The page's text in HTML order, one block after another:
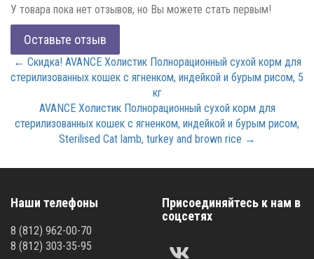
У товара пока нет отзывов, но Вы можете стать первым!
Оставьте отзыв
← Скидка! AVANCE Холистик Полнорационный сухой корм для
стерилизованных кошек с ягненком, индейкой и бурым рисом, 5
кг
AVANCE Холистик Полнорационный сухой корм для
стерилизованных кошек с ягненком, индейкой и бурым рисом,
Sterilised Cat lamb, turkey and brown rice →
Наши телефоны
8 (812) 962-00-70
8 (812) 303-35-95
Присоединяйтесь к нам в
соцсетях